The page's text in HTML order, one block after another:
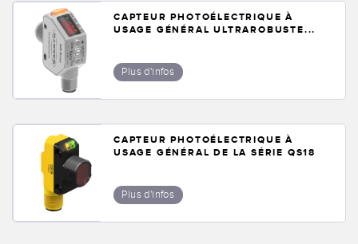
CAPTEUR PHOTOÉLECTRIQUE À
USAGE GÉNÉRAL ULTRAROBUSTE...
Plus d'infos
CAPTEUR PHOTOÉLECTRIQUE À
USAGE GÉNÉRAL DE LA SÉRIE QS18
Plus d'infos